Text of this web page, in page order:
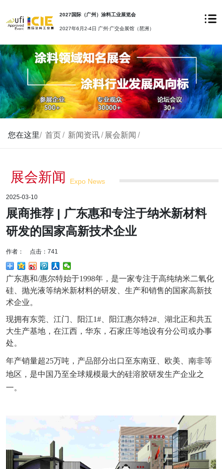
2027国际（广州）涂料工业展览会
2027年6月2-4日 广州·广交会展馆（琶洲）
您在这里/ 首页 / 新闻资讯 / 展会新闻 /
展会新闻 Expo News
2025-03-10
展商推荐 | 广东惠和专注于纳米新材料
研发的国家高新技术企业
作者： 点击：741
广东惠和/惠尔特始于1998年，是一家专注于高纯纳米二氧化
硅、抛光液等纳米新材料的研发、生产和销售的国家高新技
术企业。
现拥有东莞、江门、阳江1#、阳江惠尔特2#、湖北正和共五
大生产基地，在江西，华东，石家庄等地设有分公司或办事
处。
年产销量超25万吨，产品部分出口至东南亚、欧美、南非等
地区，是中国乃至全球规模最大的硅溶胶研发生产企业之
一。